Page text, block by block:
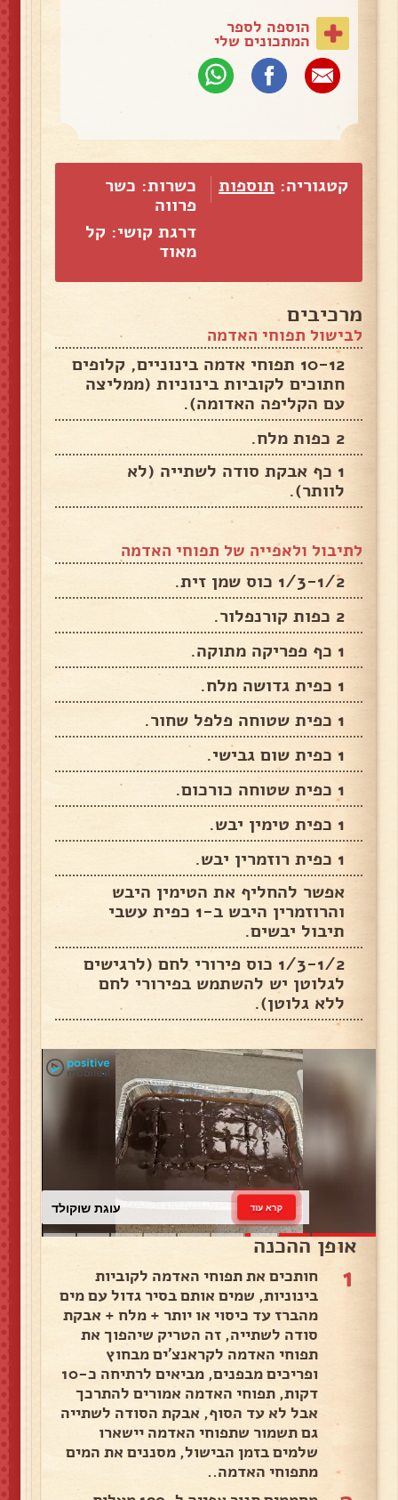
הוספה לספר
המתכונים שלי
קטגוריה: תוספות
כשרות: כשר
פרווה
דרגת קושי: קל
מאוד
מרכיבים
לבישול תפוחי האדמה
10-12 תפוחי אדמה בינוניים, קלופים
חתוכים לקוביות בינוניות (ממליצה
עם הקליפה האדומה).
2 כפות מלח.
1 כף אבקת סודה לשתייה (לא
לוותר).
לתיבול ולאפייה של תפוחי האדמה
1/3-1/2 כוס שמן זית.
2 כפות קורנפלור.
1 כף פפריקה מתוקה.
1 כפית גדושה מלח.
1 כפית שטוחה פלפל שחור.
1 כפית שום גבישי.
1 כפית שטוחה כורכום.
1 כפית טימין יבש.
1 כפית רוזמרין יבש.
אפשר להחליף את הטימין היבש
והרוזמרין היבש ב-1 כפית עשבי
תיבול יבשים.
1/3-1/2 כוס פירורי לחם (לרגישים
לגלוטן יש להשתמש בפירורי לחם
ללא גלוטן).
עוגת שוקולד קרא עוד
אופן ההכנה
1
חותכים את תפוחי האדמה לקוביות
בינוניות, שמים אותם בסיר גדול עם מים
מהברז עד כיסוי או יותר + מלח + אבקת
סודה לשתייה, זה הטריק שיהפוך את
תפוחי האדמה לקראנצ'ים מבחוץ
ופריכים מבפנים, מביאים לרתיחה כ-10
דקות, תפוחי האדמה אמורים להתרכך
אבל לא עד הסוף, אבקת הסודה לשתייה
גם תשמור שתפוחי האדמה יישארו
שלמים בזמן הבישול, מסננים את המים
מתפוחי האדמה..